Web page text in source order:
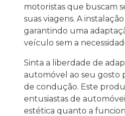
motoristas que buscam
suas viagens. A
garantindo uma
veículo sem a
Sinta a liberdade de
automóvel ao seu gosto
de condução. Este
entusiastas de
estética quanto a